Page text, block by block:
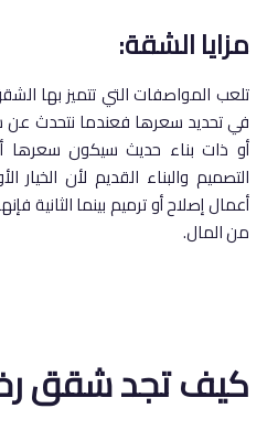
مزايا الشقة:
تلعب المواصفات التي تتميز بها
في تحديد سعرها فعندما نتحدث
أو ذات بناء حديث سيكون سعرها
التصميم والبناء القديم لأن الخيار
أعمال إصلاح أو ترميم بينما الثانية
من المال.
كيف تجد شقق